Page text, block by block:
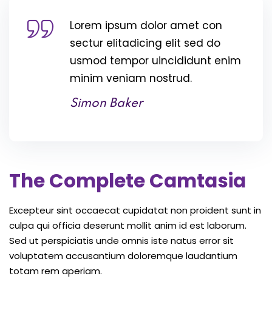
Lorem ipsum dolor amet con
sectur elitadicing elit sed do
usmod tempor uincididunt enim
minim veniam nostrud.
Simon Baker
The Complete Camtasia
Excepteur sint occaecat cupidatat non proident sunt in
culpa qui officia deserunt mollit anim id est laborum.
Sed ut perspiciatis unde omnis iste natus error sit
voluptatem accusantium doloremque laudantium
totam rem aperiam.